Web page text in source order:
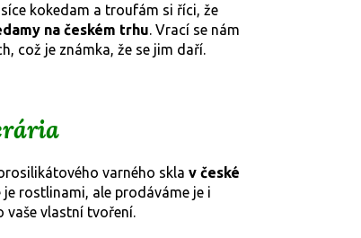
kokedam a troufám si říci, že
na českém trhu. Vrací se nám
což je známka, že se jim daří.
varného skla v české
je rostlinami, ale prodáváme je i
vaše vlastní tvoření.